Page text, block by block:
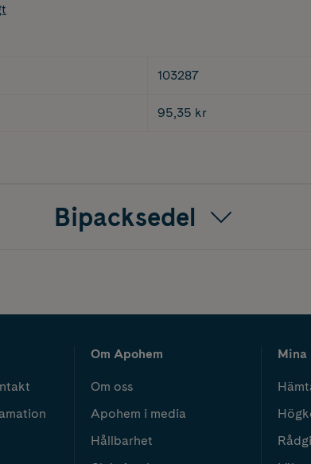
103287
95,35 kr
Bipacksedel
Om Apohem
Om oss
Apohem i media
Hållbarhet
Mina